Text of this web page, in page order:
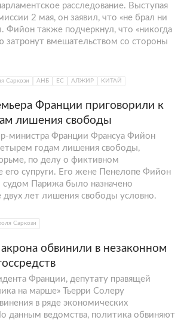
расследование. Выступая
2 мая, он заявил, что «не брал ни
Фийон также подчеркнул, что «никогда
затронут вмешательством со стороны
Саркози АНБ ЕС АЛЖИР КИТАЙ
Франции приговорили к
лишения свободы
министра Франции Франсуа Фийон
годам лишения свободы,
по делу о фиктивном
его супруги. Его жене Пенелопе Фийон
Парижа было назначено
двух лет лишения свободы условно.
Саркози
обвинили в незаконном
Франции, депутату правящей
на марше» Тьерри Солеру
в ряде экономических
данным ведомства, политика обвиняют